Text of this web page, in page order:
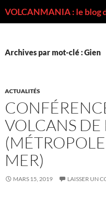
Archives par mot-clé : Gien
ACTUALITÉS
VOLCANS DE
MER)
MARS 15, 2019 LAISSER UN